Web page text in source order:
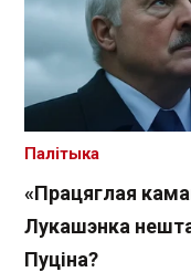
«Працяглая
Лукашэнка
Пуціна?
Палітыка